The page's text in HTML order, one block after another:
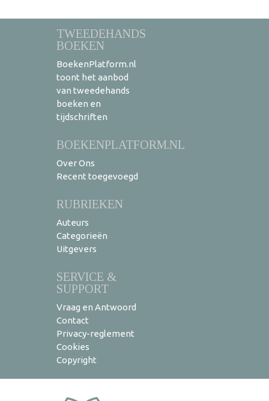
TWEEDEHANDS
BOEKEN
BoekenPlatform.nl
toont het aanbod
van tweedehands
boeken en
tijdschriften
BOEKENPLATFORM.NL
Over Ons
Recent toegevoegd
RUBRIEKEN
Auteurs
Categorieën
Uitgevers
SERVICE &
SUPPORT
Vraag en Antwoord
Contact
Privacy-reglement
Cookies
Copyright